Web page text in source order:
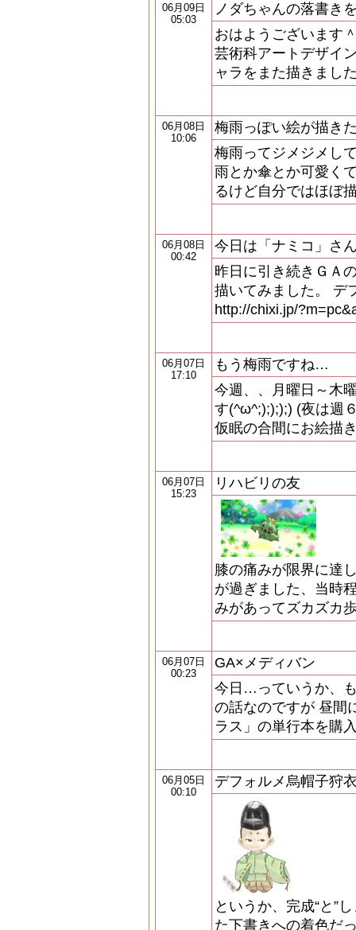
06月09日
05:03
ノダちゃんの落書き
おはようございます
芸術科アートデザイ
ャラをまた描きまし
06月08日
10:06
梅雨っぽい絵が描き
梅雨ってジメジメし
雨とか傘とか可愛く
るけど自分ではほぼ
06月08日
00:42
今日は「ナミコ」さ
昨日に引き続きＧＡ
描いてみました。 デ
http://chixi.jp/
06月07日
17:10
もう梅雨ですね…
今週、、月曜日～木
す(^ω^;);););) (夜は週
仮眠の合間にお絵描
06月07日
15:23
リハビリの友
膝の痛みが限界に達
が過ぎました、当時
みがあってズカズカ
06月07日
00:23
GA×メディバン
今日…っていうか、
の話なのですが 昼間
ラス」の単行本を購
06月05日
00:10
デフォルメ烏帽子狩
というか、完成“と”
た下書きへの着色だ